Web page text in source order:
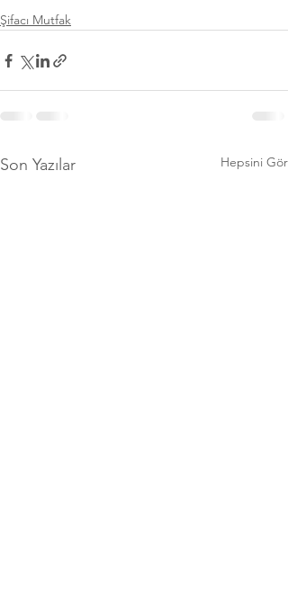
Şifacı Mutfak
Son Yazılar Hepsini Gör